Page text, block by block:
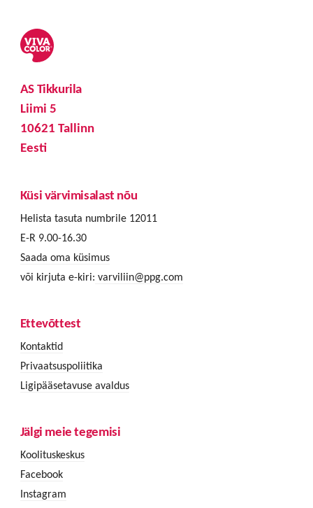
AS Tikkurila
Liimi 5
10621 Tallinn
Eesti
Küsi värvimisalast nõu
Helista tasuta numbrile 12011
E-R 9.00-16.30
Saada oma küsimus
või kirjuta e-kiri: varviliin@ppg.com
Ettevõttest
Kontaktid
Privaatsuspoliitika
Ligipääsetavuse avaldus
Jälgi meie tegemisi
Koolituskeskus
Facebook
Instagram